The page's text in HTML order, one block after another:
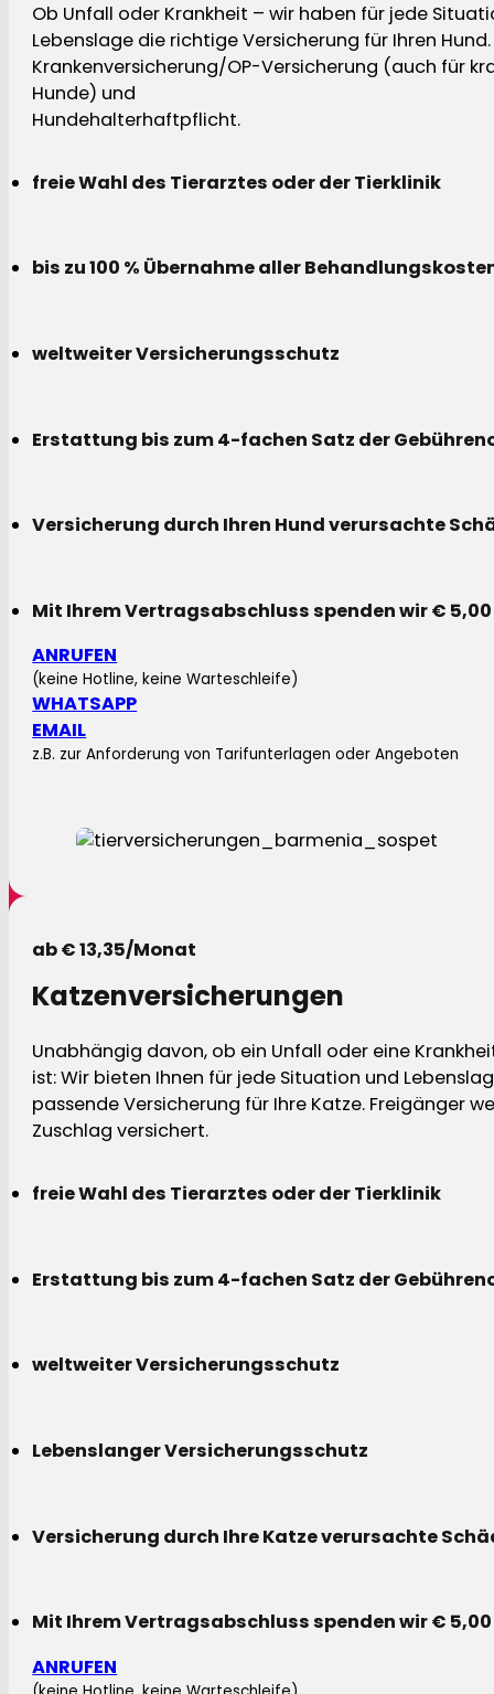
Ob Unfall oder Krankheit – wir haben für jede
Lebenslage die richtige Versicherung für Ihren Hund.
Krankenversicherung/OP-Versicherung (auch für
Hunde) und
Hundehalterhaftpflicht.
freie Wahl des Tierarztes oder der Tierklinik
bis zu 100 % Übernahme aller
weltweiter Versicherungsschutz
Erstattung bis zum 4-fachen Satz der
Versicherung durch Ihren Hund verursachte
Mit Ihrem Vertragsabschluss spenden wir €
ANRUFEN
(keine Hotline, keine Warteschleife)
WHATSAPP
EMAIL
z.B. zur Anforderung von Tarifunterlagen oder Angeboten
ab € 13,35/Monat
Katzenversicherungen
Unabhängig davon, ob ein Unfall oder eine
ist: Wir bieten Ihnen für jede Situation und
passende Versicherung für Ihre Katze. Freigänger
Zuschlag versichert.
freie Wahl des Tierarztes oder der Tierklinik
Erstattung bis zum 4-fachen Satz der
weltweiter Versicherungsschutz
Lebenslanger Versicherungsschutz
Versicherung durch Ihre Katze verursachte
Mit Ihrem Vertragsabschluss spenden wir €
ANRUFEN